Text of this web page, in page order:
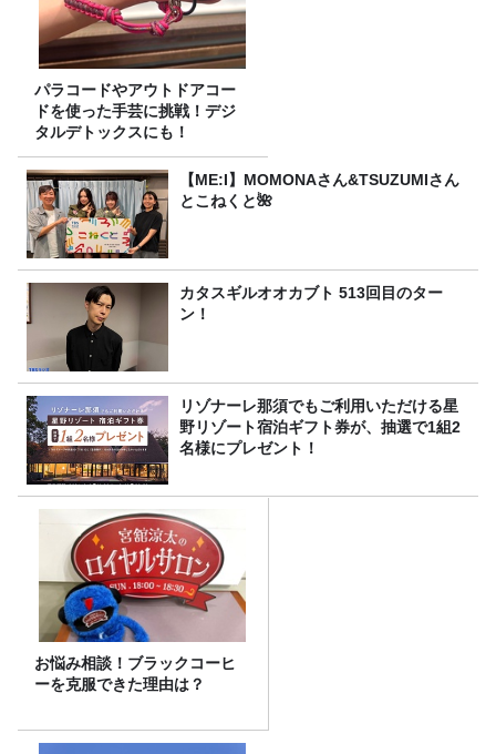
パラコードやアウトドアコー
ドを使った手芸に挑戦！デジ
タルデトックスにも！
【ME:I】MOMONAさん&TSUZUMIさん
とこねくと🌺
カタスギルオオカブト 513回目のター
ン！
リゾナーレ那須でもご利用いただける星
野リゾート宿泊ギフト券が、抽選で1組2
名様にプレゼント！
お悩み相談！ブラックコーヒ
ーを克服できた理由は？